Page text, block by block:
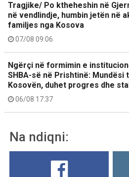
Tragjike/ Po ktheheshin në
në vendlindje, humbin jetën në
familjes nga Kosova
07/08 09:06
Ngërçi në formimin e
SHBA-së në Prishtinë: Mundësi
Kosovën, duhet progres dhe
06/08 17:37
Na ndiqni: